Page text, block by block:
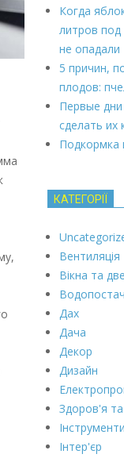
Когда
литров
не опадали
5 причин,
плодов:
Первые
сделать
Подкормка
КАТЕГОРІЇ
Вентиляція
Вікна та
Дах
Дача
Декор
Дизайн
Здоров'я
Інструменти
Інтер'єр